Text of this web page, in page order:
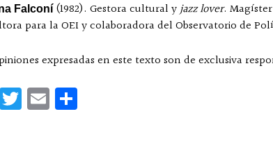
Falconí(1982). Gestora cultural yjazz lover.
para la OEI y colaboradora del Observatorio de
expresadas en este texto son de exclusiva
T
w
E
m
C
o